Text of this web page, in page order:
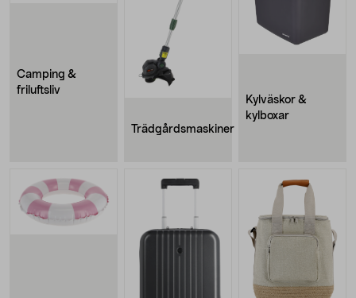
Camping &
friluftsliv
Trädgårdsmaskiner
Kylväskor &
kylboxar